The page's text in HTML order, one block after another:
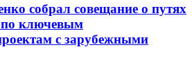
собрал совещание о путях
по ключевым
с зарубежными